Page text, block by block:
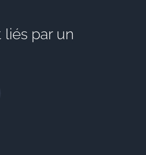
par un